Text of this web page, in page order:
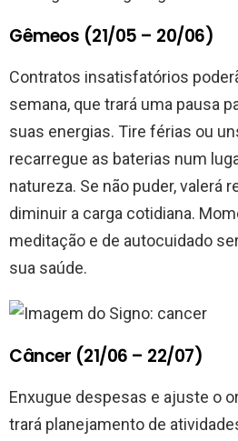
Gêmeos (21/05 – 20/06)
Contratos insatisfatórios
semana, que trará uma pausa
suas energias. Tire férias ou
recarregue as baterias num
natureza. Se não puder, valerá
diminuir a carga cotidiana.
meditação e de autocuidado
sua saúde.
Câncer (21/06 – 22/07)
Enxugue despesas e ajuste o
trará planejamento de